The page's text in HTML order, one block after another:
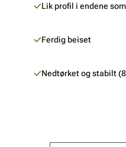
Lik profil i endene
Ferdig beiset
Nedtørket og stabilt